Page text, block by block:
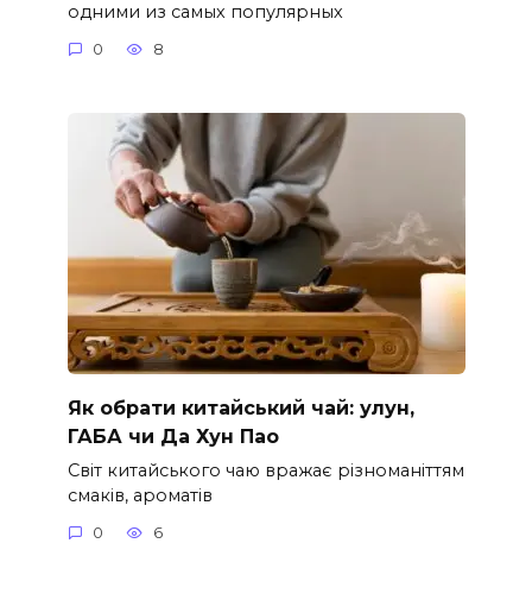
одними из самых популярных
0 8
Як обрати китайський чай: улун,
ГАБА чи Да Хун Пао
Світ китайського чаю вражає різноманіттям
смаків, ароматів
0 6